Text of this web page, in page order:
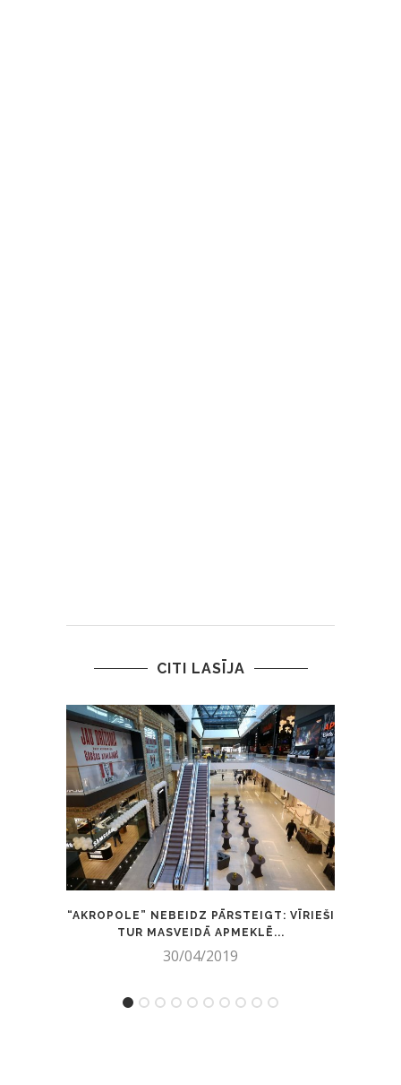
CITI LASĪJA
“AKROPOLE” NEBEIDZ PĀRSTEIGT: VĪRIEŠI
TUR MASVEIDĀ APMEKLĒ...
30/04/2019